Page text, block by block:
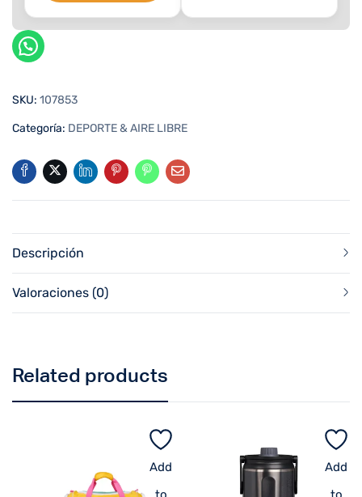
SKU: 107853
Categoría: DEPORTE & AIRE LIBRE
Descripción
Valoraciones (0)
Related products
Add
Add